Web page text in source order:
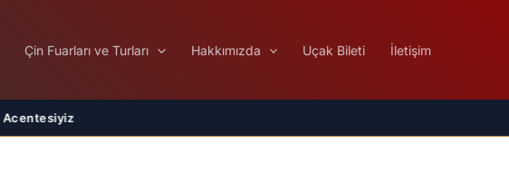
Çin Fuarları ve Turları Hakkımızda Uçak Bileti İletişim